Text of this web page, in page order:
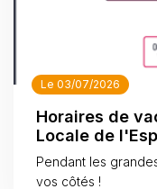
Le 03/07/2026
Horaires de
Locale de
Pendant les
vos côtés !